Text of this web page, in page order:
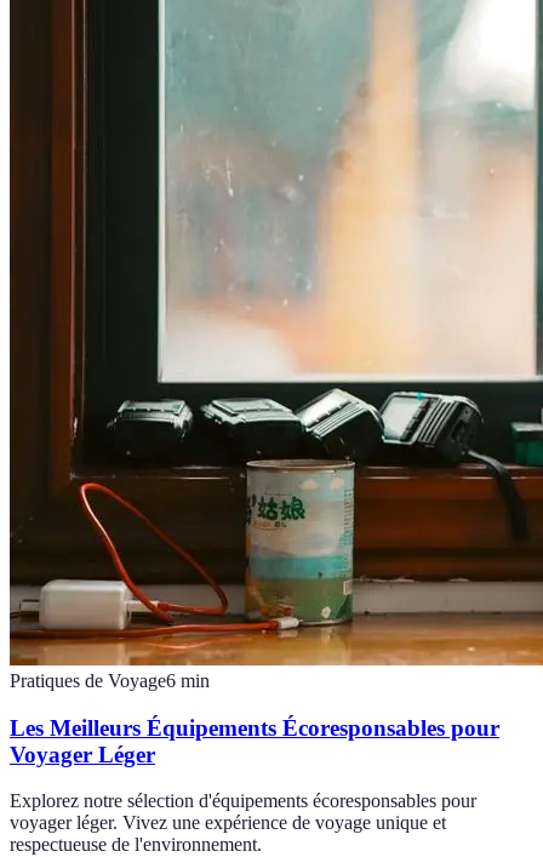
Pratiques de Voyage6 min
Les Meilleurs Équipements Écoresponsables pour
Voyager Léger
Explorez notre sélection d'équipements écoresponsables pour
voyager léger. Vivez une expérience de voyage unique et
respectueuse de l'environnement.